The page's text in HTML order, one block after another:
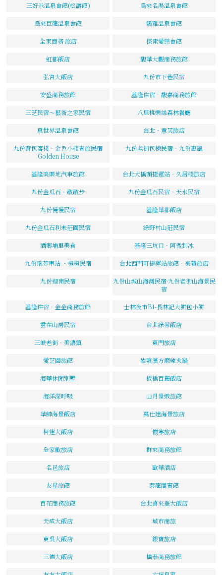
三好米溫泉會館(松濤館) 烏來名湯溫泉會館
烏來巨龍溫泉會館 鶴雅溫泉會館
全家商務 旅店 探索愛戀會館
虹都飯店 馥華大觀商務旅館
弘宮大飯店 九份市下巷民宿
安盛商務旅館 基隆住宿．馥嘉商務旅館
三芝民宿～藝術之家民宿 八里桃樂絲森林餐廳
泉世界溫泉會館 台北‧意芙旅店
九份背包客棧．金色小棧青旅民宿
Golden House
九份老街包棟民宿‧九份惠風
基隆美樂地汽車旅館 台北大橋頭捷運站‧久居棧旅店
九份金瓜石‧散散步 九份金瓜石民宿‧天水民宿
九份慢慢民宿 基隆華都飯店
九份金瓜石利未莊園民宿 綠野村山莊民宿
酒鄉埔里美食 基隆三坑口‧阿微剉冰
九份瑞芳車站 ・橙橙民宿 台北西門町捷運站旅館‧豪贊旅店
九份迦南民宿
九份山城山海灣民宿·九份老街山海景民
宿
基隆住宿．金金商務旅館 士林夜市B1-長林記大餅包小餅
雲在山房民宿 台北綠蒂飯店
三峽老街．美濃鎮 東門旅店
愛芝園旅館 岩漿漢方麻辣火鍋
海華休閒別墅 板橋百麗飯店
海洋深呼吸 山月景緻旅館
華帥海景飯店 萬仕達海景旅店
柯達大飯店 懷寧旅店
全家歡旅店 群來商務旅館
名邑旅店 歐華酒店
友星旅館 泰龍閣賓館
百花商務旅館 台北喜來登大飯店
天成大飯店 城市商旅
東吳大飯店 銀寶旅店
三德大飯店 橋泰商務旅館